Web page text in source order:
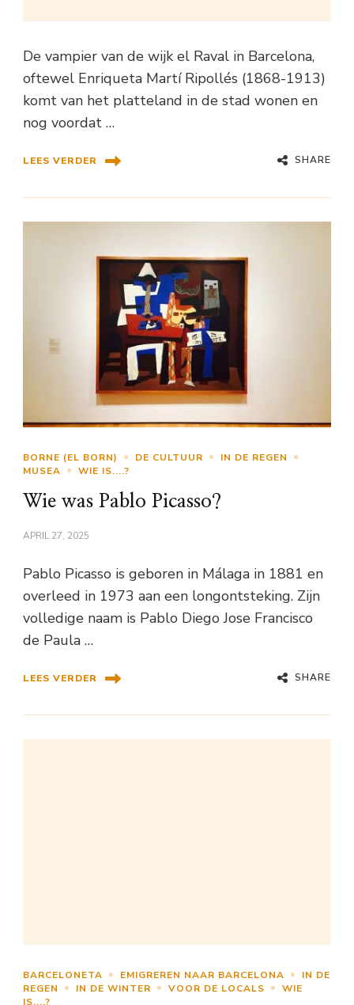
De vampier van de wijk el Raval in Barcelona,
oftewel Enriqueta Martí Ripollés (1868-1913)
komt van het platteland in de stad wonen en
nog voordat …
LEES VERDER SHARE
BORNE (EL BORN) DE CULTUUR
IN DE REGEN
MUSEA
WIE IS....?
Wie was Pablo Picasso?
APRIL 27, 2025
Pablo Picasso is geboren in Málaga in 1881 en
overleed in 1973 aan een longontsteking. Zijn
volledige naam is Pablo Diego Jose Francisco
de Paula …
LEES VERDER SHARE
BARCELONETA EMIGREREN NAAR BARCELONA
IN DE
REGEN
IN DE WINTER VOOR DE LOCALS
WIE
IS....?